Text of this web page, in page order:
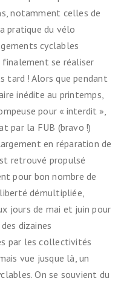
notamment celles de
pratique du vélo
cyclables
se réaliser
tard ! Alors que pendant
inédite au printemps,
pour « interdit »,
par la FUB (bravo !)
en réparation de
retrouvé propulsé
pour bon nombre de
démultipliée,
jours de mai et juin pour
dizaines
par les collectivités
vue jusque là, un
On se souvient du